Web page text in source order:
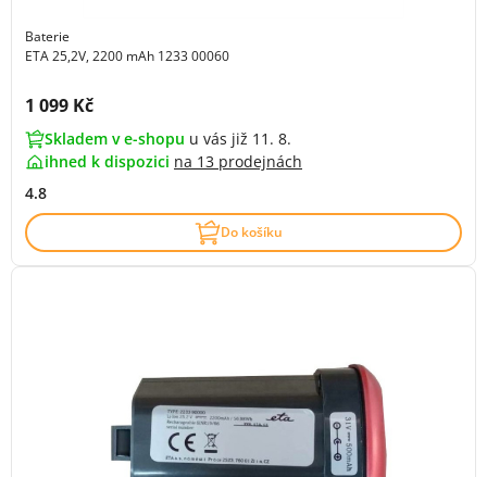
Baterie
ETA 25,2V, 2200 mAh 1233 00060
Cena s DPH:
1 099 Kč
Skladem v e-shopu u vás již 11. 8.
ihned k dispozici na 13 prodejnách
4.8
Do košíku